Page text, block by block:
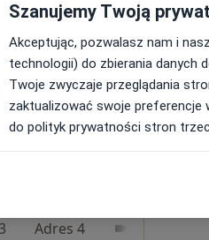
350 zł
Natalia
Adres 4
Szanujemy Twoją
Akceptując, pozwalasz nam i
technologii) do zbierania
Twoje zwyczaje przeglądania
zaktualizować swoje preferencje
do polityk prywatności stron